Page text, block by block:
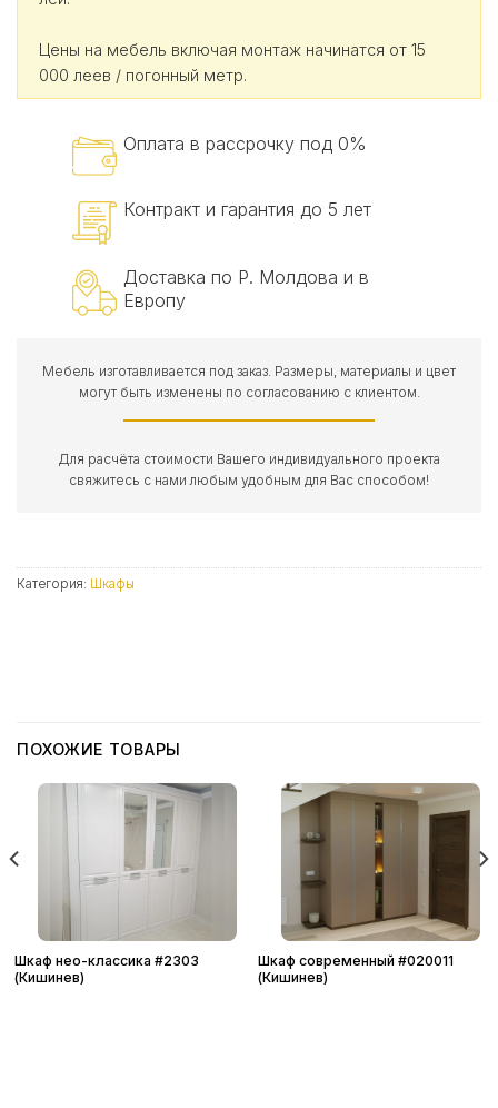
Цены на мебель включая монтаж начинатся от 15
000 леев / погонный метр.
Оплата в рассрочку под 0%
Контракт и гарантия до 5 лет
Доставка по Р. Молдова и в
Европу
Мебель изготавливается под заказ. Размеры, материалы и цвет
могут быть изменены по согласованию с клиентом.
Для расчёта стоимости Вашего индивидуального проекта
свяжитесь с нами любым удобным для Вас способом!
Категория: Шкафы
ПОХОЖИЕ ТОВАРЫ
Шкаф нео-классика #2303
(Кишинев)
Шкаф современный #020011
(Кишинев)